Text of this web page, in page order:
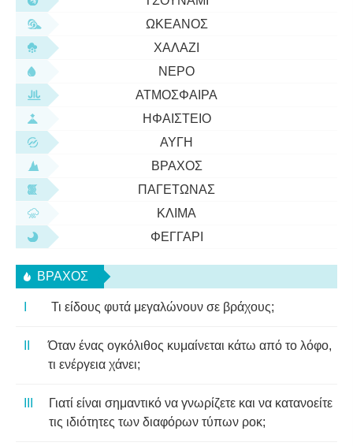
ΩΚΕΑΝΌΣ
ΧΑΛΆΖΙ
ΝΕΡΌ
ΑΤΜΌΣΦΑΙΡΑ
ΗΦΑΊΣΤΕΙΟ
ΑΥΓΉ
ΒΡΆΧΟΣ
ΠΑΓΕΤΏΝΑΣ
ΚΛΊΜΑ
ΦΕΓΓΆΡΙ
ΒΡΆΧΟΣ
Τι είδους φυτά μεγαλώνουν σε βράχους;
Όταν ένας ογκόλιθος κυμαίνεται κάτω από το λόφο,
τι ενέργεια χάνει;
Γιατί είναι σημαντικό να γνωρίζετε και να κατανοείτε
τις ιδιότητες των διαφόρων τύπων ροκ;